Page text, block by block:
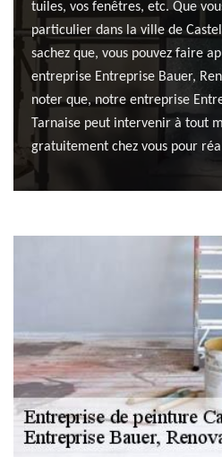
tuiles, vos fenêtres, etc. Que
particulier dans la ville de
sachez que, vous pouvez faire
entreprise Entreprise Bauer,
noter que, notre entreprise
Tarnaise peut intervenir à tout
gratuitement chez vous pour